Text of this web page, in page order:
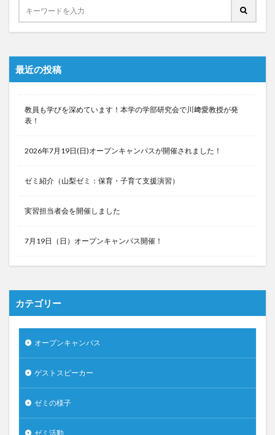
最近の投稿
教員も学びを深めています！本学の学部研究会で川﨑愛教授が発
表！
2026年7月19日(日)オープンキャンパスが開催されました！
ゼミ紹介（山梨ゼミ：保育・子育て支援演習）
実習担当者会を開催しました
7月19日（日）オープンキャンパス開催！
カテゴリー
オープンキャンパス
ゲストスピーカー
ゼミの様子
ゼミ活動